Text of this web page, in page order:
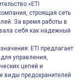
«ETI
строящая сеть
За время работы в
себя как надежный
ETI предлагает
управления,
цепей и
виды предохранителей